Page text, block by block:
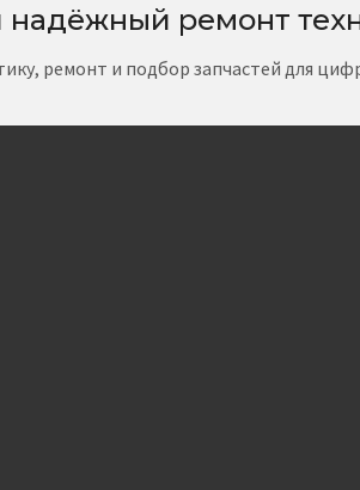
ремонт
ремонт и подбор запчастей для